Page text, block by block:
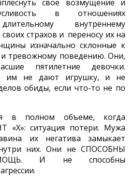
свое возмущение и
в отношениях
внутреннему
страхов и переносу их на
изначально склонные к
тревожному поведению. Они,
пятилетние девочки.
им не дают игрушку, и не
обиды, если что-то не по
в полном объеме, когда
«Х»: ситуация потери. Мужа
их негатива замыкает
них. Они не СПОСОБНЫ
И не способны